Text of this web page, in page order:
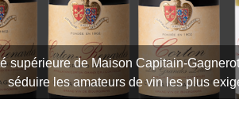
supérieure de Maison Capitain-
séduire les amateurs de vin les plus